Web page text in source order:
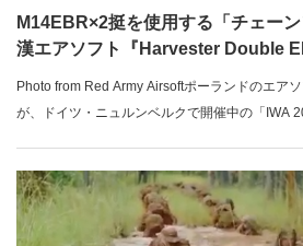
M14EBR×2挺を使用する「チェー
漢エアソフト『Harvester Double
Photo from Red Army Airsoftポーランドのエア
が、ドイツ・ニュルンベルクで開催中の「IWA